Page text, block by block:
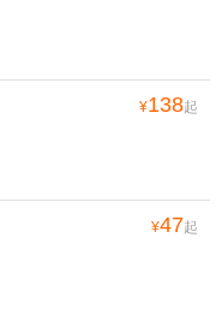
方特水上
山-桐柏
+黄岩天
方特熊
+台州花
日游
¥138起
¥47起